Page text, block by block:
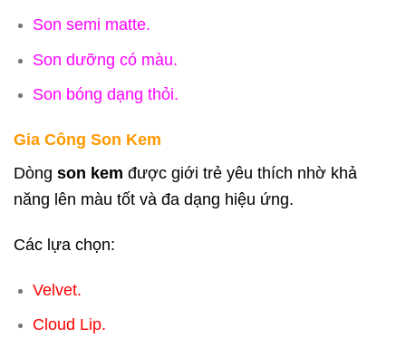
Son semi matte.
Son dưỡng có màu.
Son bóng dạng thỏi.
Gia Công Son Kem
Dòng son kem được giới trẻ yêu thích nhờ khả
năng lên màu tốt và đa dạng hiệu ứng.
Các lựa chọn:
Velvet.
Cloud Lip.